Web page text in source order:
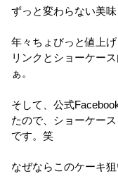
ずっと変わらない美味
年々ちょびっと値上
リンクとショーケー
ぁ。
そして、公式
たので、ショーケー
です。笑
なぜならこのケーキ狙